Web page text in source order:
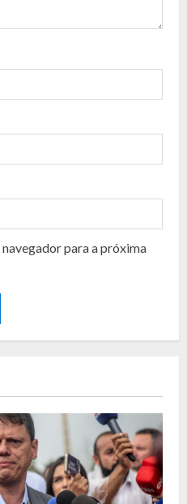
para a próxima